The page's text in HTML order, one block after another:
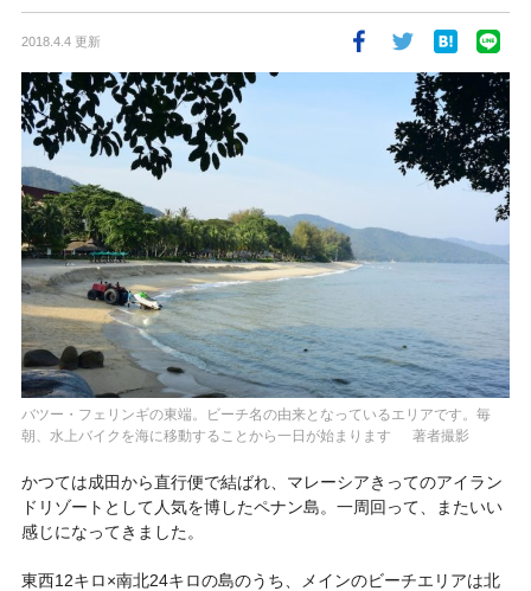
2018.4.4 更新
バツー・フェリンギの東端。ビーチ名の由来となっているエリアです。毎
朝、水上バイクを海に移動することから一日が始まります 著者撮影
かつては成田から直行便で結ばれ、マレーシアきってのアイラン
ドリゾートとして人気を博したペナン島。一周回って、またいい
感じになってきました。
東西12キロ×南北24キロの島のうち、メインのビーチエリアは北